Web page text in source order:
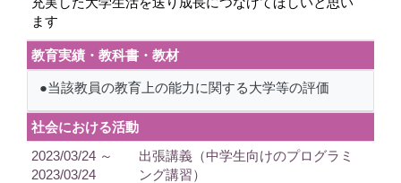
ます
教育実績・教科書・教材
●当該教員の教育上の能力に関する大学等の評価
社会における活動
2023/03/24 ～
2023/03/24
出張講義（中学生向けのプログラミ
ング講習）